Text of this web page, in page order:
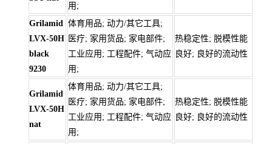
用;
Grilamid
LVX-50H
black
9230
体育用品; 动力/其它工具;
医疗; 家用货品; 家电部件;
工业应用; 工程配件; 气动应
用;
热稳定性; 脱模性能
良好; 良好的流动性
Grilamid
LVX-50H
nat
体育用品; 动力/其它工具;
医疗; 家用货品; 家电部件;
工业应用; 工程配件; 气动应
用;
热稳定性; 脱模性能
良好; 良好的流动性